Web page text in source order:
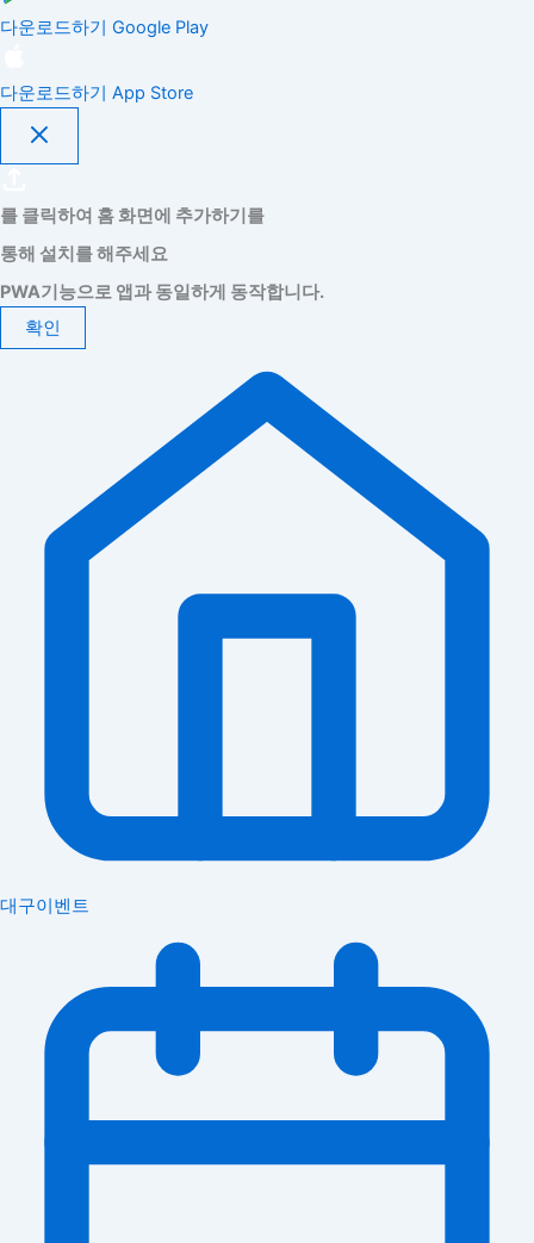
다운로드하기 Google Play
다운로드하기 App Store
를 클릭하여 홈 화면에 추가하기를
통해 설치를 해주세요
PWA기능으로 앱과 동일하게 동작합니다.
확인
대구이벤트